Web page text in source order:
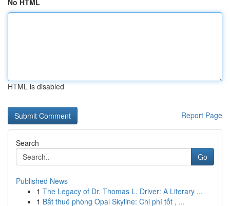
No HTML
HTML is disabled
Report Page
Search
Go
Published News
1 The Legacy of Dr. Thomas L. Driver: A Literary ...
1 Bắt thuê phòng Opal Skyline: Chi phí tốt , ...